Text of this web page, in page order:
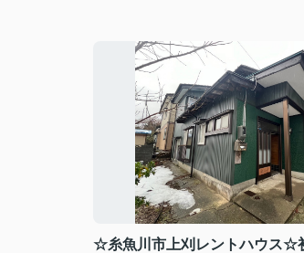
☆糸魚川市上刈レントハウス☆